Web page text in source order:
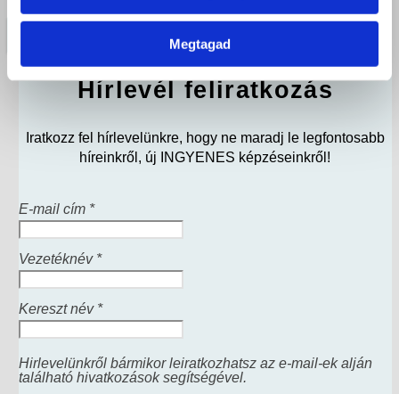
Megtagad
Hírlevél feliratkozás
Iratkozz fel hírlevelünkre, hogy ne maradj le legfontosabb
híreinkről, új INGYENES képzéseinkről!
E-mail cím *
Vezetéknév *
Kereszt név *
Hirlevelünkről bármikor leiratkozhatsz az e-mail-ek alján
található hivatkozások segítségével.